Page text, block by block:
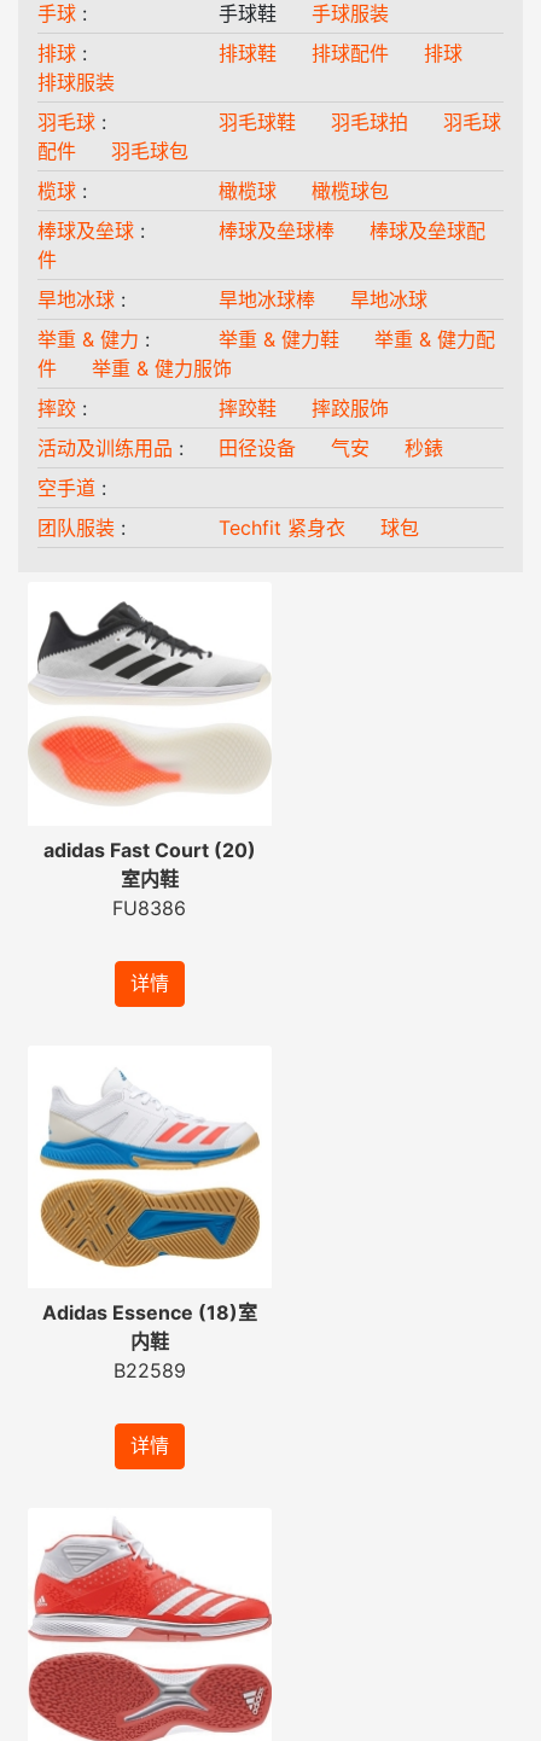
手球 : 手球鞋
手球服装
排球 : 排球鞋 排球配件
排球
排球服装
羽毛球 : 羽毛球鞋 羽毛球拍
羽毛球
配件
羽毛球包
榄球 : 橄榄球
橄榄球包
棒球及垒球 : 棒球及垒球棒
棒球及垒球配
件
旱地冰球 : 旱地冰球棒
旱地冰球
举重 & 健力 : 举重 & 健力鞋
举重 & 健力配
件
举重 & 健力服饰
摔跤 : 摔跤鞋
摔跤服饰
活动及训练用品 : 田径设备 气安
秒錶
空手道 :
团队服装 : Techfit 紧身衣 球包
adidas Fast Court (20)
室内鞋
FU8386
详情
Adidas Essence (18)室
内鞋
B22589
详情